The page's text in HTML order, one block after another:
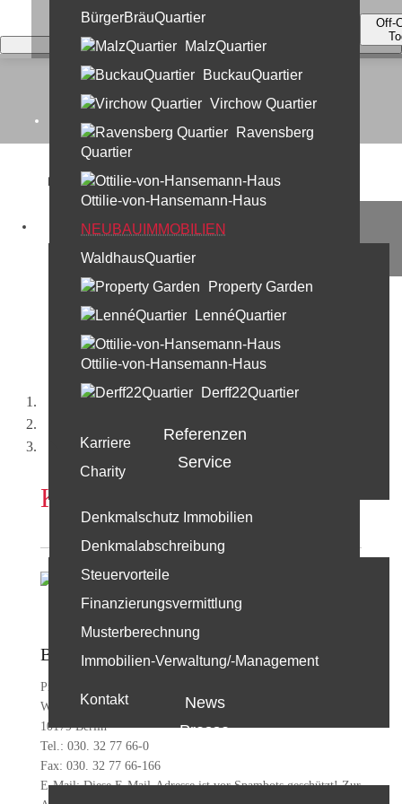
Unternehmen
30 Jahre Profi Partner
Standorte & Team
Team Berlin
Team München
Karriere
Charity
Projektentwicklung
Leistungen
Team
Geschäftsführer
Projekte
Kontakt
BürgerBräuQuartier
MalzQuartier
BuckauQuartier
Virchow Quartier
Ravensberg
Quartier
Ottilie-von-Hansemann-Haus
NEUBAUIMMOBILIEN
WaldhausQuartier
Property Garden
LennéQuartier
Ottilie-von-Hansemann-Haus
Derff22Quartier
Referenzen
Service
Denkmalschutz Immobilien
Denkmalabschreibung
Steuervorteile
Finanzierungsvermittlung
Musterberechnung
Immobilien-Verwaltung/-Management
News
Presse
Off-
Herzlich Willkommen bei der
Projektentwicklung!
Immobilien sind unsere
Startseite
Kontakt Projektentwicklung
Büro Berlin
Profi Partner Projektentwicklung GmbH
Wallstraße 35
10179 Berlin
Tel.: 030. 32 77 66-0
Fax: 030. 32 77 66-166
E-Mail:Diese E-Mail-Adresse ist vor Spambots geschützt! Zur